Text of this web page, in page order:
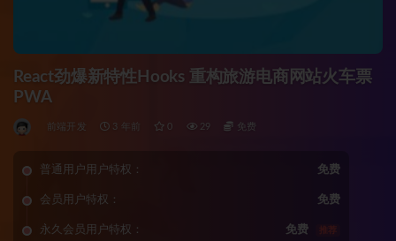
React劲爆新特性Hooks 重构旅游电商网站火车票
PWA
前端开发 3 年前 0 29 免费
普通用户用户特权： 免费
会员用户特权： 免费
永久会员用户特权： 免费 推荐